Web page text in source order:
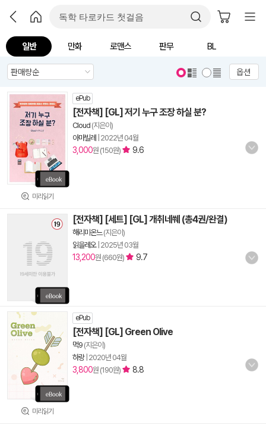
일반 만화 로맨스 판무 BL
옵션
미리읽기
ePub
[전자책] [GL] 저기 누구 조장 하실 분?
Cloud (지은이)
아마빌레
2022년 04월
3,000원 (150원) 9.6
[전자책] [세트] [GL] 개취네쒜 (총4권/완결)
해리미온느(지은이)
읽을레오| 2025년 03월
13,200원 (660원) 9.7
미리읽기
ePub
[전자책] [GL] Green Olive
먹9 (지은이)
하랑| 2020년 04월
3,800원 (190원) 8.8